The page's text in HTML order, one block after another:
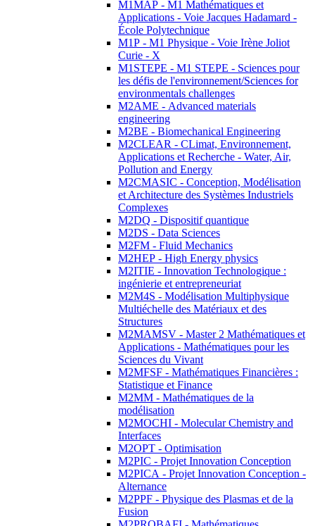
M1MAP - M1 Mathématiques et
Applications - Voie Jacques Hadamard -
École Polytechnique
M1P - M1 Physique - Voie Irène Joliot
Curie - X
M1STEPE - M1 STEPE - Sciences pour
les défis de l'environnement/Sciences for
environmentals challenges
M2AME - Advanced materials
engineering
M2BE - Biomechanical Engineering
M2CLEAR - CLimat, Environnement,
Applications et Recherche - Water, Air,
Pollution and Energy
M2CMASIC - Conception, Modélisation
et Architecture des Systèmes Industriels
Complexes
M2DQ - Dispositif quantique
M2DS - Data Sciences
M2FM - Fluid Mechanics
M2HEP - High Energy physics
M2ITIE - Innovation Technologique :
ingénierie et entrepreneuriat
M2M4S - Modélisation Multiphysique
Multiéchelle des Matériaux et des
Structures
M2MAMSV - Master 2 Mathématiques et
Applications - Mathématiques pour les
Sciences du Vivant
M2MFSF - Mathématiques Financières :
Statistique et Finance
M2MM - Mathématiques de la
modélisation
M2MOCHI - Molecular Chemistry and
Interfaces
M2OPT - Optimisation
M2PIC - Projet Innovation Conception
M2PICA - Projet Innovation Conception -
Alternance
M2PPF - Physique des Plasmas et de la
Fusion